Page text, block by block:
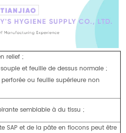
relief ;
et feuille de dessus normale ;
perforée ou feuille supérieure non
semblable à du tissu ;
SAP et de la pâte en flocons peut être